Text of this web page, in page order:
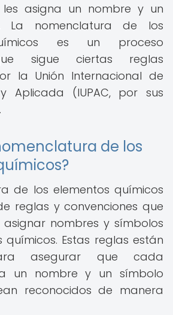
asigna un nombre y un
La nomenclatura de los
es un proceso
sigue ciertas reglas
la Unión Internacional de
Aplicada (IUPAC, por sus
de los
de los elementos químicos
reglas y convenciones que
nombres y símbolos
químicos. Estas reglas están
asegurar que cada
un nombre y un símbolo
reconocidos de manera